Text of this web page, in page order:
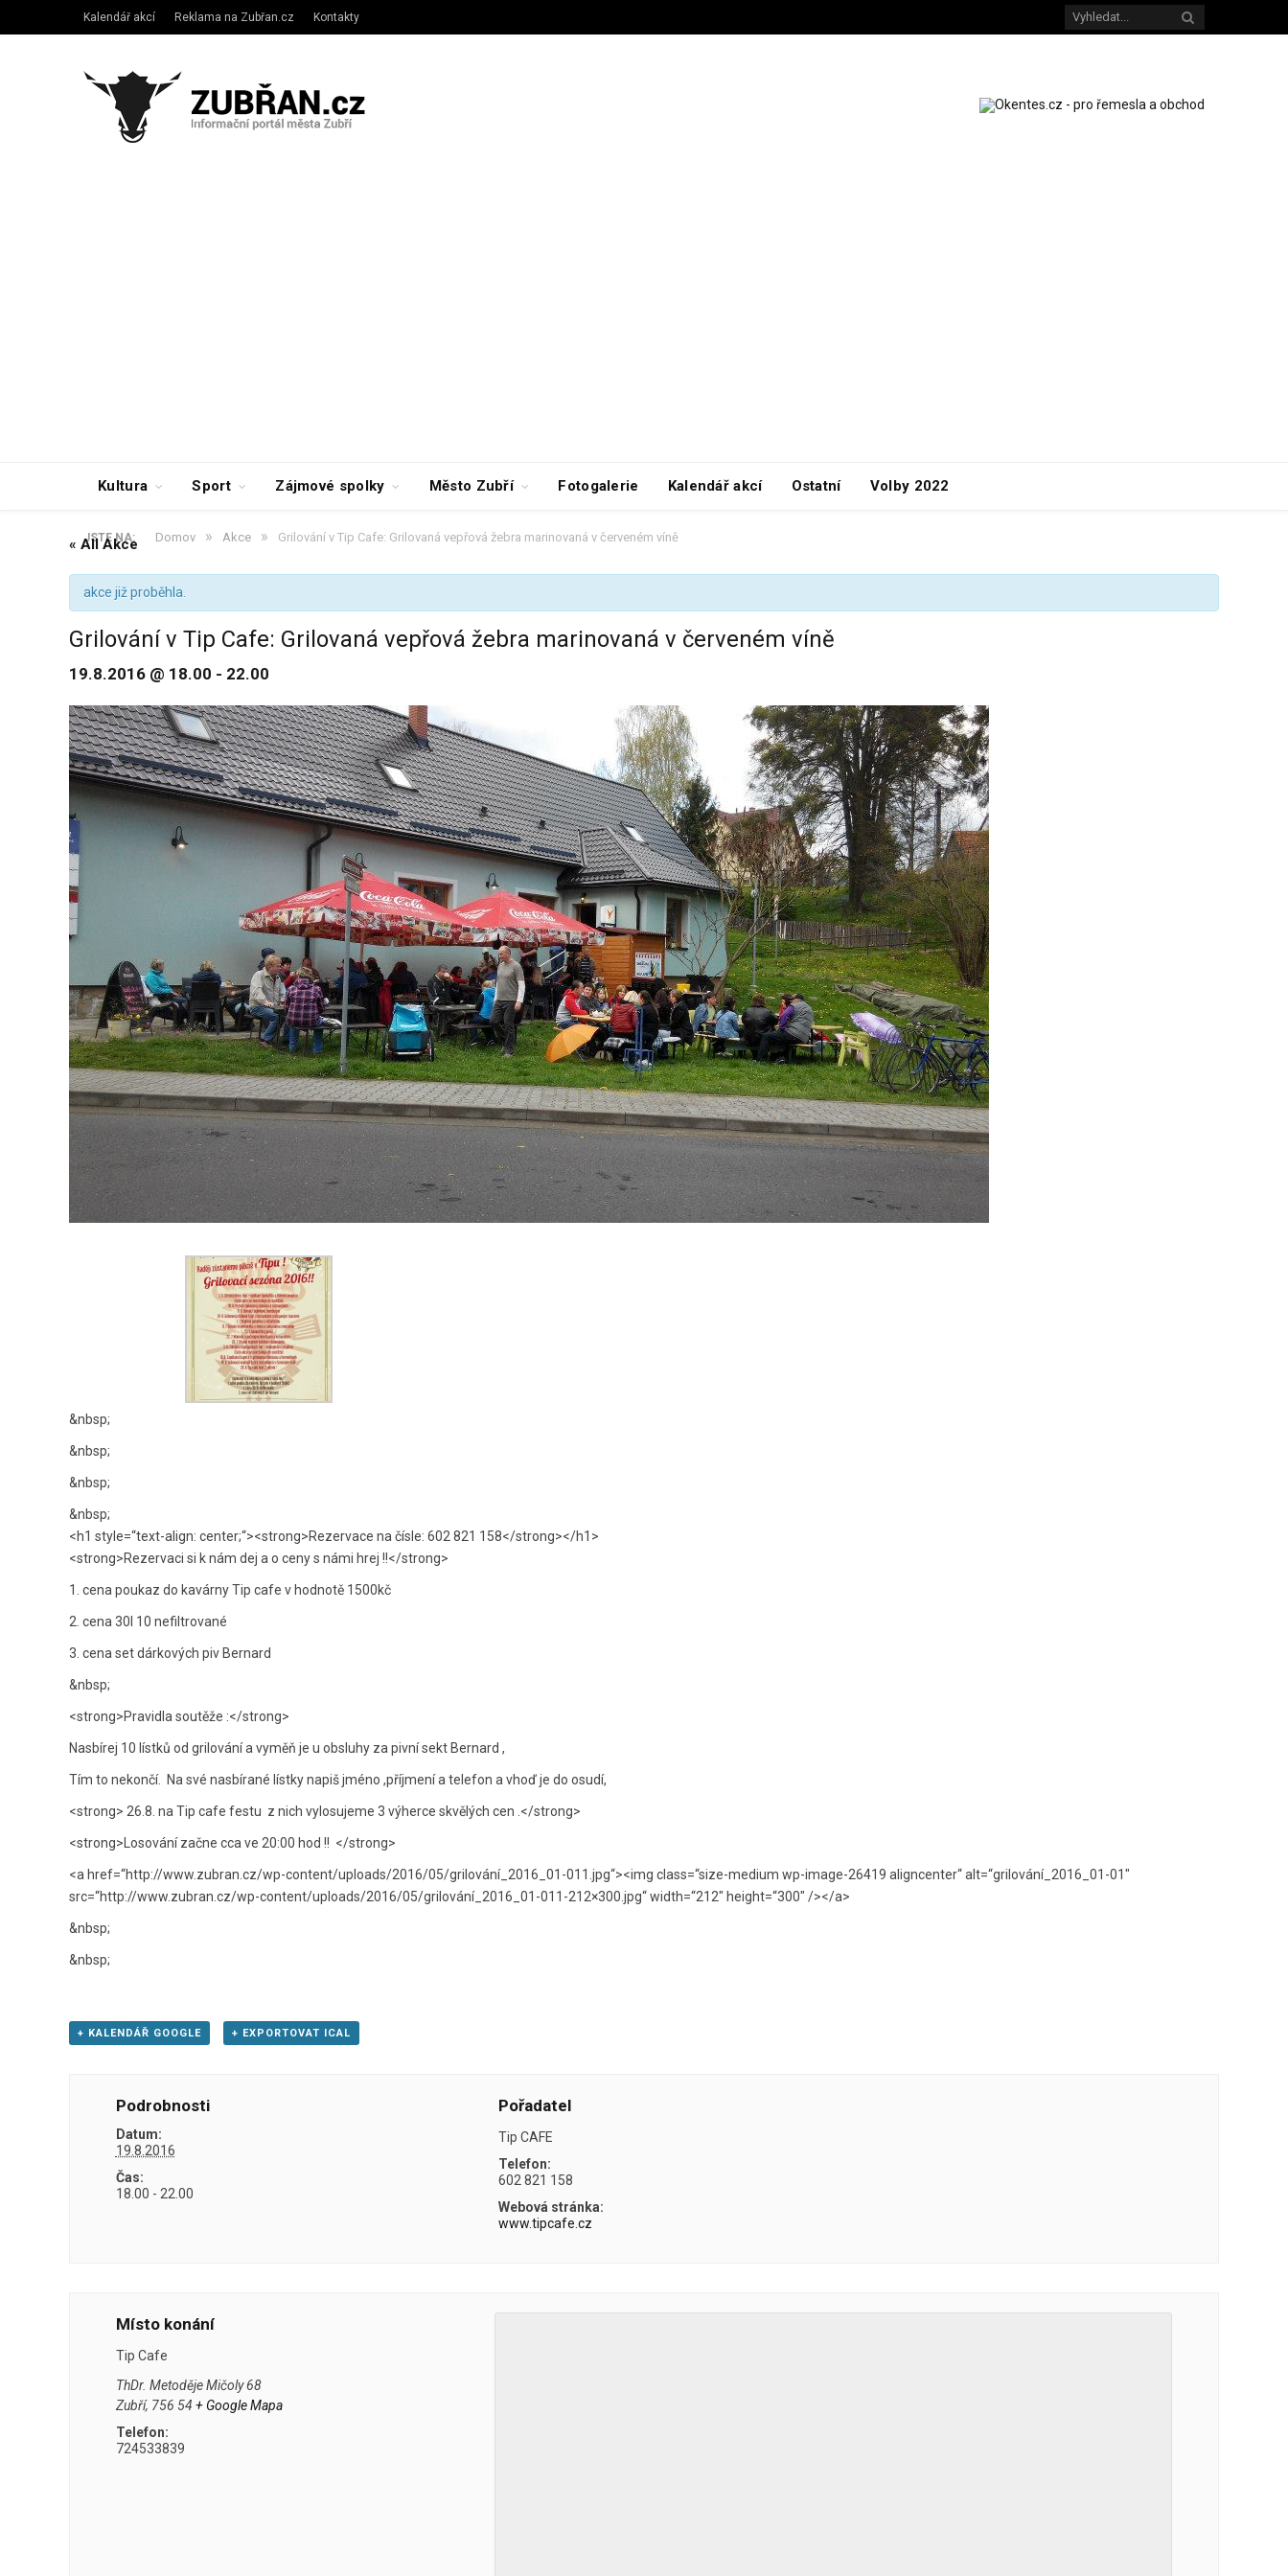
Kalendář akcí Reklama na Zubřan.cz Kontakty
Kultura Sport Zájmové spolky Město Zubří Fotogalerie Kalendář akcí Ostatní Volby 2022
JSTE NA: Domov » Akce » Grilování v Tip Cafe: Grilovaná vepřová žebra marinovaná v červeném víně
« All Akce
akce již proběhla.
Grilování v Tip Cafe: Grilovaná vepřová žebra marinovaná v červeném víně
19.8.2016 @ 18.00 - 22.00
&nbsp;
&nbsp;
&nbsp;
&nbsp;
<h1 style=“text-align: center;“><strong>Rezervace na čísle: 602 821 158</strong></h1>
<strong>Rezervaci si k nám dej a o ceny s námi hrej !!</strong>
1. cena poukaz do kavárny Tip cafe v hodnotě 1500kč
2. cena 30l 10 nefiltrované
3. cena set dárkových piv Bernard
&nbsp;
<strong>Pravidla soutěže :</strong>
Nasbírej 10 lístků od grilování a vyměň je u obsluhy za pivní sekt Bernard ,
Tím to nekončí. Na své nasbírané lístky napiš jméno ,příjmení a telefon a vhoď je do osudí,
<strong> 26.8. na Tip cafe festu z nich vylosujeme 3 výherce skvělých cen .</strong>
<strong>Losování začne cca ve 20:00 hod !! </strong>
<a href=“http://www.zubran.cz/wp-content/uploads/2016/05/grilování_2016_01-011.jpg“><img class=“size-medium wp-image-26419 aligncenter“ alt=“grilování_2016_01-01″
src=“http://www.zubran.cz/wp-content/uploads/2016/05/grilování_2016_01-011-212×300.jpg“ width=“212″ height=“300″ /></a>
&nbsp;
&nbsp;
+ KALENDÁŘ GOOGLE + EXPORTOVAT ICAL
Podrobnosti
Datum:
19.8.2016
Čas:
18.00 - 22.00
Pořadatel
Tip CAFE
Telefon:
602 821 158
Webová stránka:
www.tipcafe.cz
Místo konání
Tip Cafe
ThDr. Metoděje Mičoly 68
Zubří, 756 54 + Google Mapa
Telefon:
724533839